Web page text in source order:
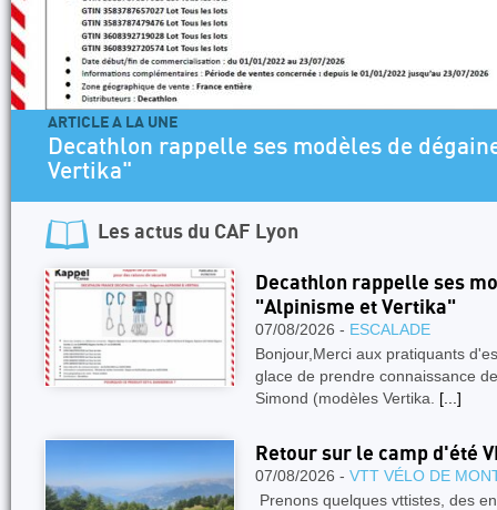
ARTICLE A LA UNE
Decathlon rappelle ses modèles de
Vertika"
Les actus du CAF Lyon
Decathlon rappelle ses
"Alpinisme et Vertika"
07/08/2026 - ESCALADE
Bonjour,Merci aux pratiquants
glace de prendre connaissance
Simond (modèles Vertika. [...]
Retour sur le camp d'été
07/08/2026 - VTT VÉLO DE
Prenons quelques vttistes, des